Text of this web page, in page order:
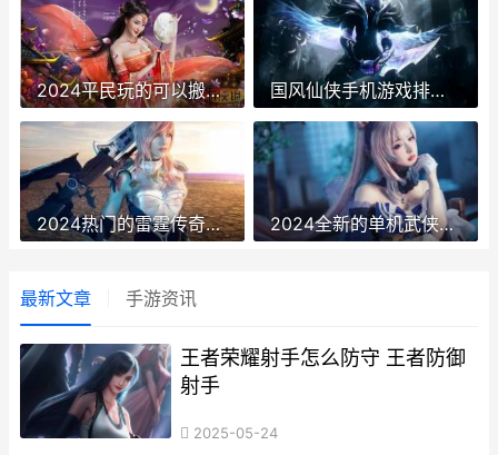
2024平民玩的可以搬砖的冰雪传奇前五名 国风仙侠手机游戏排名榜前10名 国风仙侠手游排行榜
2024热门的雷霆传奇高爆版游戏有哪些 2020年雷霆 2024全新的单机武侠游戏排名榜 2028年单机游戏
最新文章 手游资讯
王者荣耀射手怎么防守 王者防御
射手
2025-05-24